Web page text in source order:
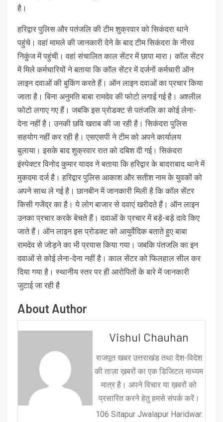
है।
हरिद्वार पुलिस और पतंजलि की टीम शुक्रवार को सिकंदरा थाने
पहुंचे। वहां मामले की जानकारी देने के बाद टीम सिकंदरा के नीरव
निकुंज में पहुंची। वहां संचालित काल सेंटर में छापा मारा। काॅल सेंटर
में मिले कर्मचारियों ने बताया कि कॉल सेंटर में दर्जनों कर्मचारी ऑन
लाइन दवाओं की बुकिंग करते हैं। ऑन लाइन दवाओं का प्रचार किया
जाता है। बिना अनुमति बाबा रामदेव की फोटो लगाई गई है। अश्लील
फोटो लगाए गए हैं। जबकि इस प्रोडक्ट से पतंजलि का कोई लेना-
देना नहीं है। उनकी छवि खराब की जा रही है। सिकंदरा पुलिस
सहयोग नहीं कर रही है। एसएसपी ने टीम को अपने कार्यालय
बुलाया। इसके बाद शुक्रवार रात को दबिश दी गई। सिकंदरा
इंस्पेक्टर विनोद कुमार यादव ने बताया कि हरिद्वार के बादराबाद थाने में
मुकदमा दर्ज है। हरिद्वार पुलिस आकाश और सतीश नाम के युवकों को
अपने साथ ले गई है। छानबीन में जानकारी मिली है कि कॉल सेंटर
किसी गजेंद्र का है। ये लोग बाजार से दवाएं खरीदते हैं। ऑन लाइन
उनका प्रचार करके बेचते हैं। दवाओं के प्रचार में बड़े-बड़े दावे किए
जाते हैं। ऑन लाइन इस प्रोडक्ट को आयुर्वेदिक बताते हुए बाबा
रामदेव से जोड़ने का भी प्रयास किया गया। जबकि पंतजलि का इन
दवाओं से कोई लेना-देना नहीं है। काल सेंटर को फिलहाल सील कर
दिया गया है। स्थानीय स्तर पर ही आरोपितों के बारे में जानकारी
जुटाई जा रही है
About Author
Vishul Chauhan
राजपूत खबर उत्तराखंड तथा देश-विदेश
की ताज़ा ख़बरों का एक डिजिटल माध्यम
मात्र है। अपने विचार या ख़बरों को
प्रसारित करने हेतु हमसे संपर्क करें।
106 Sitapur Jwalapur Haridwar.